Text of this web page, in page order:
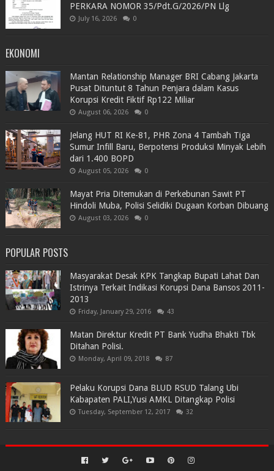
PERKARA NOMOR 35/Pdt.G/2026/PN Llg
July 16, 2026 0
EKONOMI
Mantan Relationship Manager BRI Cabang Jakarta
Pusat Dituntut 8 Tahun Penjara dalam Kasus
Korupsi Kredit Fiktif Rp122 Miliar
August 06, 2026 0
Jelang HUT RI Ke-81, PHR Zona 4 Tambah Tiga
Sumur Infill Baru, Berpotensi Produksi Minyak Lebih
dari 1.400 BOPD
August 05, 2026 0
Mayat Pria Ditemukan di Perkebunan Sawit PT
Hindoli Muba, Polisi Selidiki Dugaan Korban Dibuang
August 03, 2026 0
POPULAR POSTS
Masyarakat Desak KPK Tangkap Bupati Lahat Dan
Istrinya Terkait Indikasi Korupsi Dana Bansos 2011-
2013
Friday, January 29, 2016 43
Matan Direktur Kredit PT Bank Yudha Bhakti Tbk
Ditahan Polisi.
Monday, April 09, 2018 87
Pelaku Korupsi Dana BLUD RSUD Talang Ubi
Kabapaten PALI,Yusi AMKL Ditangkap Polisi
Tuesday, September 12, 2017 32